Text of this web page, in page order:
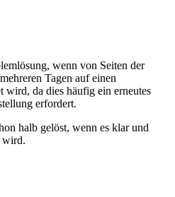
wenn von Seiten der
Tagen auf einen
wird, da dies häufig ein erneutes
erfordert.
halb gelöst, wenn es klar und
wird.